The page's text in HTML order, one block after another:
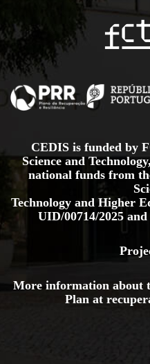
CEDIS is funded by
Science and
national funds from
Technology and Higher
UID/00714/2025 and
More information about
Plan at